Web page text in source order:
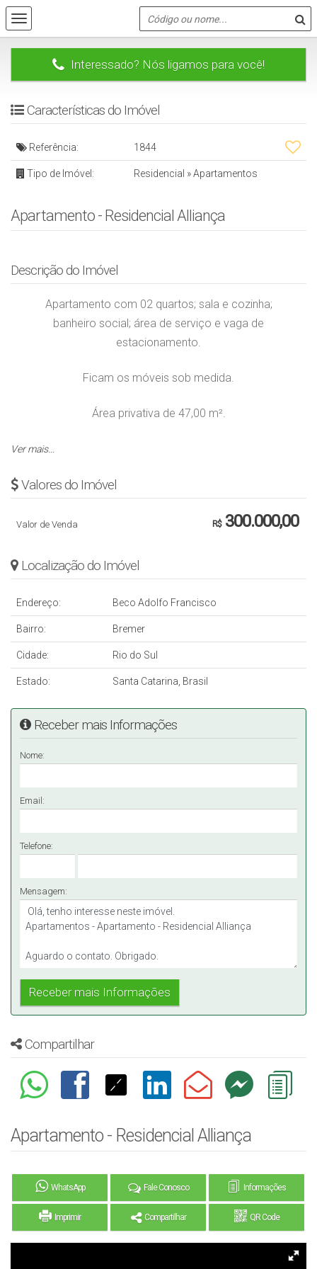
Interessado? Nós ligamos para você!
Características do Imóvel
Referência: 1844
Tipo de Imóvel: Residencial »Apartamentos
Apartamento - Residencial Alliança
Descrição do Imóvel
Apartamento com 02 quartos; sala e cozinha;
banheiro social; área de serviço e vaga de
estacionamento.
Ficam os móveis sob medida.
Área privativa de 47,00 m².
Obs.: Valor sujeito a alteração sem aviso prévio.
Ver mais...
Valores do Imóvel
R$300.000,00
Valor de Venda
Localização do Imóvel
Endereço: Beco Adolfo Francisco
Bairro: Bremer
Cidade: Rio do Sul
Estado: Santa Catarina, Brasil
Receber mais Informações
Nome:
Email:
Telefone:
Mensagem:
Compartilhar
Apartamento - Residencial Alliança
WhatsApp Fale Conosco Informações
Imprimir Compartilhar QR Code